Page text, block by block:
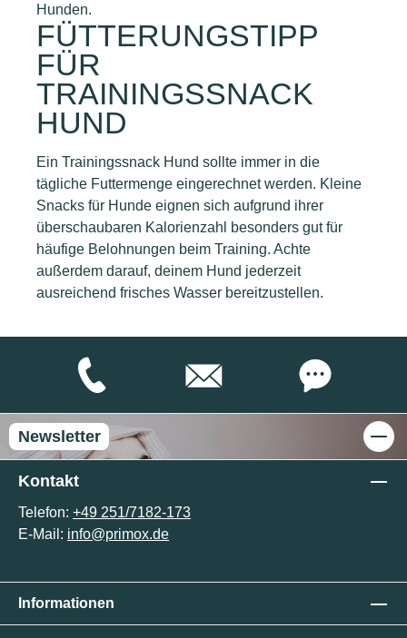
Hunden.
FÜTTERUNGSTIPP
FÜR
TRAININGSSNACK
HUND
Ein Trainingssnack Hund sollte immer in die
tägliche Futtermenge eingerechnet werden. Kleine
Snacks für Hunde eignen sich aufgrund ihrer
überschaubaren Kalorienzahl besonders gut für
häufige Belohnungen beim Training. Achte
außerdem darauf, deinem Hund jederzeit
ausreichend frisches Wasser bereitzustellen.
Newsletter
Kontakt
Telefon: +49 251/7182-173
E-Mail: info@primox.de
Informationen